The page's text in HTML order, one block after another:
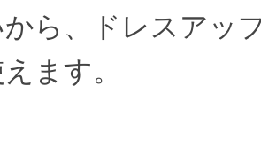
ら、ドレスアッ
ます。